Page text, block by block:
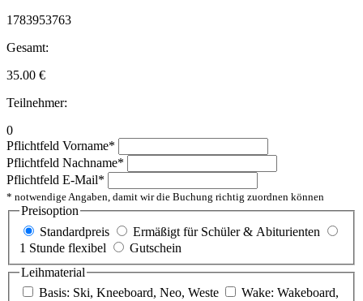
1783953763
Gesamt:
35.00 €
Teilnehmer:
0
Pflichtfeld Vorname*
Pflichtfeld Nachname*
Pflichtfeld E-Mail*
* notwendige Angaben, damit wir die Buchung richtig zuordnen können
Preisoption
Standardpreis
Ermäßigt für Schüler & Abiturienten
1 Stunde flexibel
Gutschein
Leihmaterial
Basis: Ski, Kneeboard, Neo, Weste
Wake: Wakeboard,